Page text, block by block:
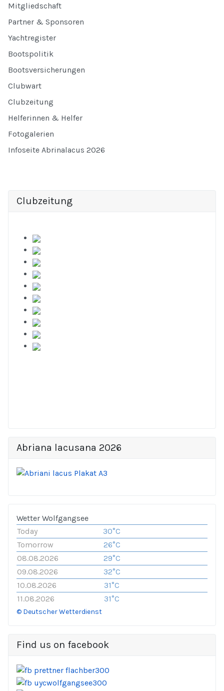
Mitgliedschaft
Partner & Sponsoren
Yachtregister
Bootspolitik
Bootsversicherungen
Clubwart
Clubzeitung
Helferinnen & Helfer
Fotogalerien
Infoseite Abrinalacus 2026
Clubzeitung
Abriana lacusana 2026
Wetter Wolfgangsee
Today
30°C
Tomorrow
26°C
08.08.2026
29°C
09.08.2026
32°C
10.08.2026
31°C
11.08.2026
31°C
© Deutscher Wetterdienst
Find us on facebook